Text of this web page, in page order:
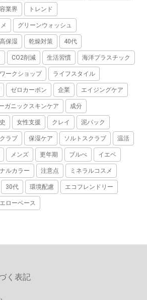
業界 トレンド
グリーンウォッシュ
高保湿 乾燥対策 40代
CO2削減 生活習慣 海洋プラスチック
ワークショップ ライフスタイル
ゼロカーボン 企業 エイジングケア
ガニックスキンケア 成分
女性支援 クレイ 泥パック
ラブ 保湿ケア ソルトスクラブ 温活
メンズ 更年期 ブルべ イエベ
ルカラー 注意点 ミネラルコスメ
30代 環境配慮 エコフレンドリー
ローベース
く表記